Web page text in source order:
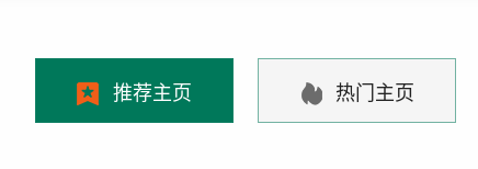
推荐主页 热门主页